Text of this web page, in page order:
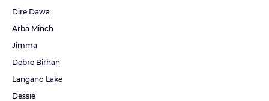
Dire Dawa
Arba Minch
Jimma
Debre Birhan
Langano Lake
Dessie